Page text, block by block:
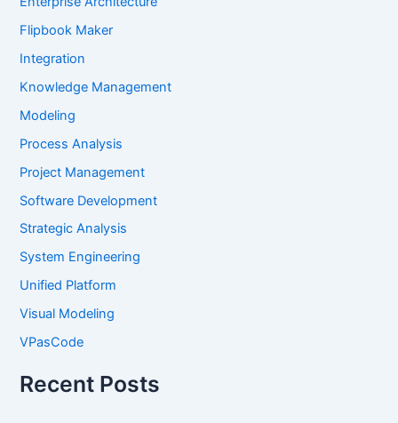
Flipbook Maker
Integration
Knowledge Management
Modeling
Process Analysis
Project Management
Software Development
Strategic Analysis
System Engineering
Unified Platform
Visual Modeling
VPasCode
Recent Posts